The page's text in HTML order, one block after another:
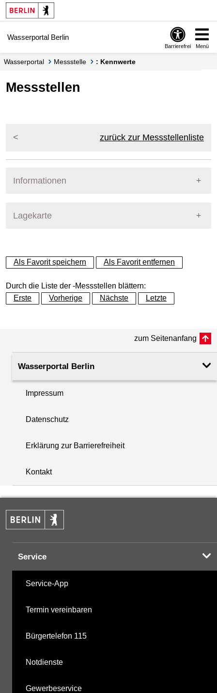
Springe zur Navigation
Springe zum Inhalt
Wasserportal Berlin
Barrierefrei Menü
Wasserportal Messstelle : Kennwerte
Messstellen
zurück zur Messstellenliste
Informationen
Lagekarte
+
−
+
−
Als Favorit speichern Als Favorit entfernen
Durch die Liste der -Messstellen blättern:
Erste
Vorherige Nächste Letzte
zum Seitenanfang
Wasserportal Berlin
Impressum
Datenschutz
Erklärung zur Barrierefreiheit
Kontakt
Service
Service-App
Termin vereinbaren
Bürgertelefon 115
Notdienste
Gewerbeservice